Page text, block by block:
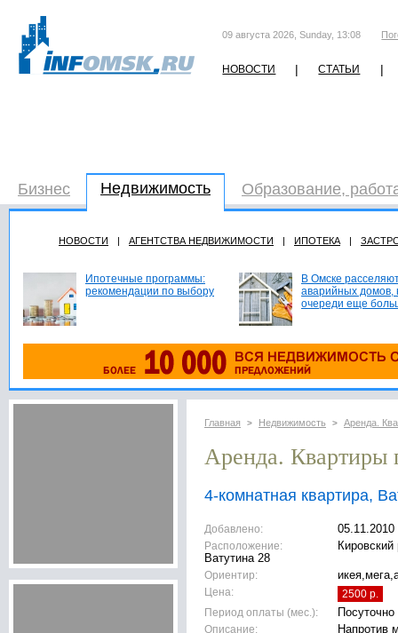
09 августа 2026, Sunday, 13:08
НОВОСТИ | СТАТЬИ |
Бизнес Недвижимость Образование,
НОВОСТИ | АГЕНТСТВА НЕДВИЖИМОСТИ | ИПОТЕКА |
Ипотечные программы:
рекомендации по выбору
В Омске
аварийных домов,
очереди еще
Главная > Недвижимость > Аренда.
Аренда. Квартиры
4-комнатная квартира,
Добавлено:
05.11.2010
Расположение:
Ватутина 28
Ориентир:
Цена:
2500 р.
Период оплаты (мес.):
Посуточно
Описание: